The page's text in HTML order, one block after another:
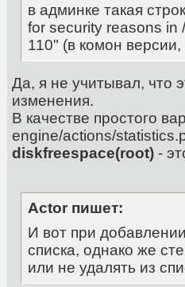
в админке такая
for security reasons in
110" (в комон
Да, я не учитывал, что
изменения.
В качестве простого
engine/actions/
diskfreespace(root)-
Actor пишет:
И вот при
списка, однако же
или не удалять из